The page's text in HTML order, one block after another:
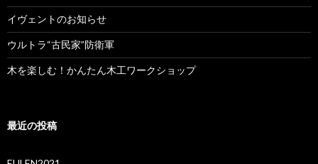
イヴェントのお知らせ
ウルトラ“古民家”防衛軍
木を楽しむ！かんたん木工ワークショップ
最近の投稿